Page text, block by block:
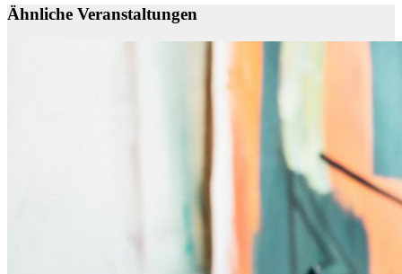
Ähnliche Veranstaltungen